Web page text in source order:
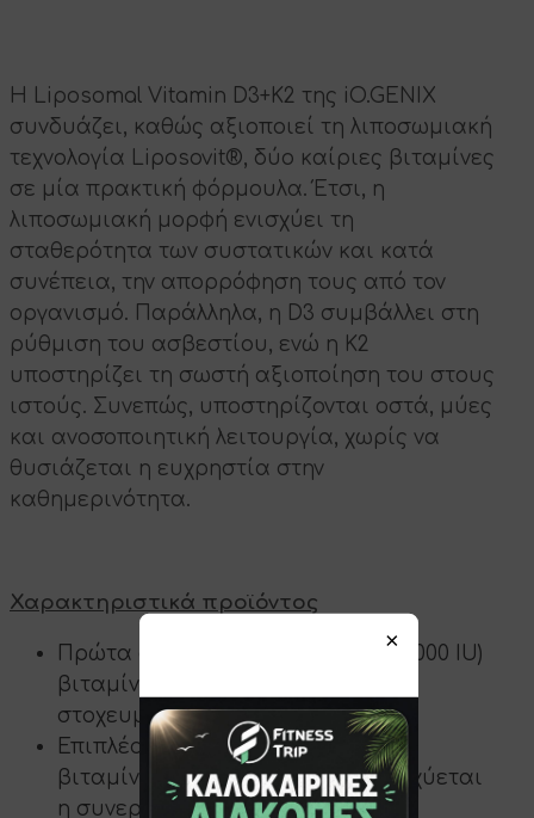
Η Liposomal Vitamin D3+K2 της iO.GENIX
συνδυάζει, καθώς αξιοποιεί τη λιποσωμιακή
τεχνολογία Liposovit®, δύο καίριες βιταμίνες
σε μία πρακτική φόρμουλα. Έτσι, η
λιποσωμιακή μορφή ενισχύει τη
σταθερότητα των συστατικών και κατά
συνέπεια, την απορρόφηση τους από τον
οργανισμό. Παράλληλα, η D3 συμβάλλει στη
ρύθμιση του ασβεστίου, ενώ η K2
υποστηρίζει τη σωστή αξιοποίηση του στους
ιστούς. Συνεπώς, υποστηρίζονται οστά, μύες
και ανοσοποιητική λειτουργία, χωρίς να
θυσιάζεται η ευχρηστία στην
καθημερινότητα.
Χαρακτηριστικά προϊόντος
Πρώτα απ’ όλα, περιέχει 50 mg (2.000 IU)
βιταμίνης D3 ανά κάψουλα, για
στοχευμένη υποστήριξη.
Επιπλέον, συνδυάζεται με 200 mg
βιταμίνης K2 (MK-7), ώστε να ενισχύεται
η συνεργία με τη D3.
×